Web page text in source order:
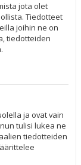
jota olet
Tiedotteet
joihin ne on
tiedotteiden
ja ovat vain
tulisi lukea ne
tiedotteiden